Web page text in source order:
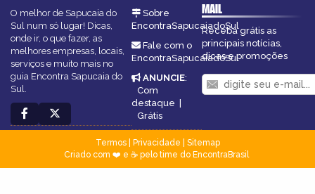
O melhor de Sapucaia do
Sul num só lugar! Dicas,
onde ir, o que fazer, as
melhores empresas, locais,
serviços e muito mais no
guia Encontra Sapucaia do
Sul.
Sobre
EncontraSapucaiadoSul
Fale com o
EncontraSapucaiadoSul
ANUNCIE:
Com
destaque |
Grátis
MAIL
Receba grátis as
principais notícias,
dicas e promoções
Termos| Privacidade
Sitemap
Criado com ❤️ e ☕ pelo time do EncontraBrasil